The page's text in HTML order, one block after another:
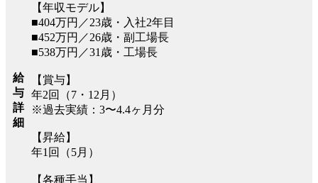
給
与
詳
細
【年収モデル】
■404万円／23歳・入社2年目
■452万円／26歳・副工場長
■538万円／31歳・工場長
【賞与】
年2回（7・12月）
※過去実績：3〜4.4ヶ月分
【昇給】
年1回（5月）
【各種手当】